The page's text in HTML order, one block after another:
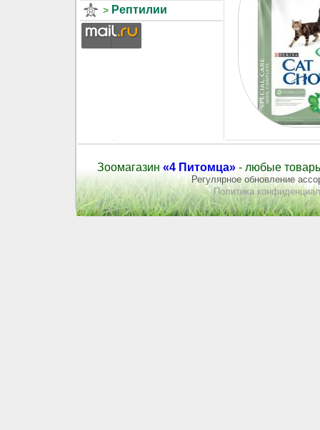
Рептилии
Зоомагазин «4 Питомца» - любые
Регулярное обновление
Политика